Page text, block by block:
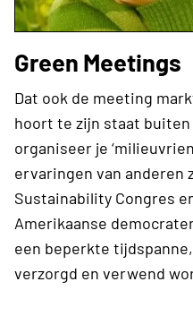
Green Meetings
Dat ook de meeting
hoort te zijn staat buiten
organiseer je
ervaringen van anderen
Sustainability Congres
Amerikaanse
een beperkte
verzorgd en verwend